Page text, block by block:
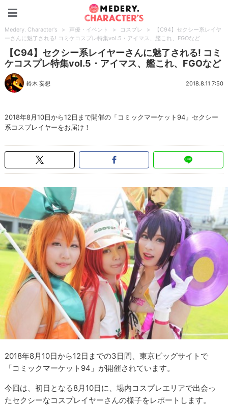
Medery. Character's > 声優・イベント > コスプレ >
【C94】セクシー系レイヤ
ーさんに魅了される! コミケコスプレ特集vol.5・アイマス、艦これ、FGOなど
【C94】セクシー系レイヤーさんに魅了される! コミ
ケコスプレ特集vol.5・アイマス、艦これ、FGOなど
鈴木 妄想 2018.8.11 7:50
2018年8月10日から12日まで開催の「コミックマーケット94」セクシー
系コスプレイヤーをお届け！
2018年8月10日から12日までの3日間、東京ビッグサイトで
「コミックマーケット94」が開催されています。
今回は、初日となる8月10日に、場内コスプレエリアで出会っ
たセクシーなコスプレイヤーさんの様子をレポートします。